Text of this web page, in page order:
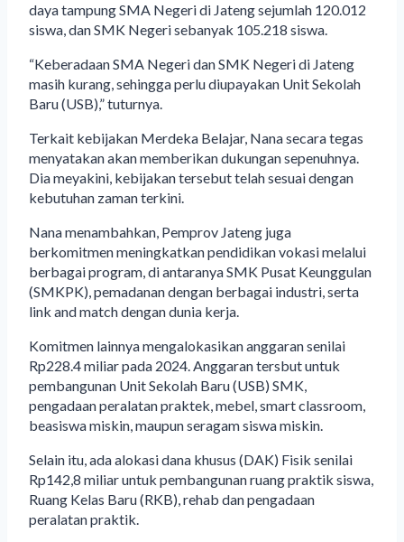
daya tampung SMA Negeri di Jateng sejumlah 120.012
siswa, dan SMK Negeri sebanyak 105.218 siswa.
“Keberadaan SMA Negeri dan SMK Negeri di Jateng
masih kurang, sehingga perlu diupayakan Unit Sekolah
Baru (USB),” tuturnya.
Terkait kebijakan Merdeka Belajar, Nana secara tegas
menyatakan akan memberikan dukungan sepenuhnya.
Dia meyakini, kebijakan tersebut telah sesuai dengan
kebutuhan zaman terkini.
Nana menambahkan, Pemprov Jateng juga
berkomitmen meningkatkan pendidikan vokasi melalui
berbagai program, di antaranya SMK Pusat Keunggulan
(SMKPK), pemadanan dengan berbagai industri, serta
link and match dengan dunia kerja.
Komitmen lainnya mengalokasikan anggaran senilai
Rp228.4 miliar pada 2024. Anggaran tersbut untuk
pembangunan Unit Sekolah Baru (USB) SMK,
pengadaan peralatan praktek, mebel, smart classroom,
beasiswa miskin, maupun seragam siswa miskin.
Selain itu, ada alokasi dana khusus (DAK) Fisik senilai
Rp142,8 miliar untuk pembangunan ruang praktik siswa,
Ruang Kelas Baru (RKB), rehab dan pengadaan
peralatan praktik.